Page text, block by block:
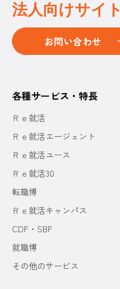
法人向けサイト
お問い合わせ
各種サービス・特長
Ｒｅ就活
Ｒｅ就活エージェント
Ｒｅ就活ユース
Ｒｅ就活30
転職博
Ｒｅ就活キャンパス
CDF・SBF
就職博
その他のサービス